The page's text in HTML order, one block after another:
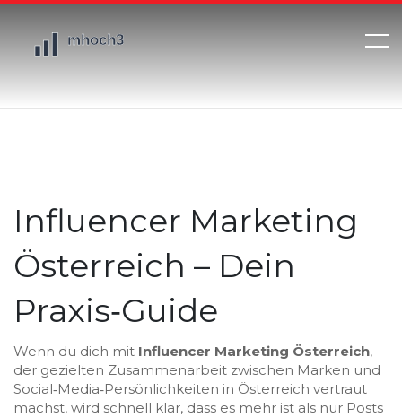
Influencer Marketing
Österreich – Dein
Praxis‑Guide
Wenn du dich mit Influencer Marketing Österreich,
der gezielten Zusammenarbeit zwischen Marken und
Social‑Media‑Persönlichkeiten in Österreich vertraut
machst, wird schnell klar, dass es mehr ist als nur Posts